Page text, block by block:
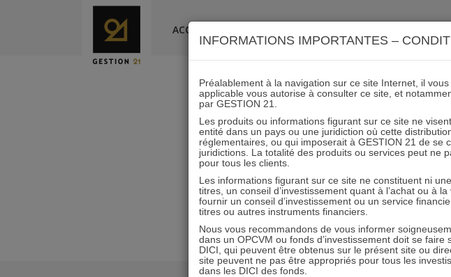
ACCUEIL
Scénarios de
31.10.2024 -
Article précédent
INFORMATIONS IMPORTANTES –
Préalablement à la navigation sur ce site Internet, il
applicable vous autorise à consulter ce site, et
par GESTION 21.
Les produits ou informations figurant sur ce site ne
entité dans un pays ou une juridiction où cette
réglementaires, ou qui imposerait à GESTION 21 de se
juridictions. La totalité des produits ou services peut ne
pour tous les clients.
Les informations figurant sur ce site ne constituent ni
titres, un conseil d’investissement quant à l’achat ou à
fournir un conseil d’investissement ou un service
titres ou autres instruments financiers.
Nous vous recommandons de vous informer
dans un OPCVM ou fonds d’investissement doit se
DICI, qui peuvent être obtenus sur le présent site ou
site peuvent ne pas être appropriés pour tous les
dans les DICI des fonds.